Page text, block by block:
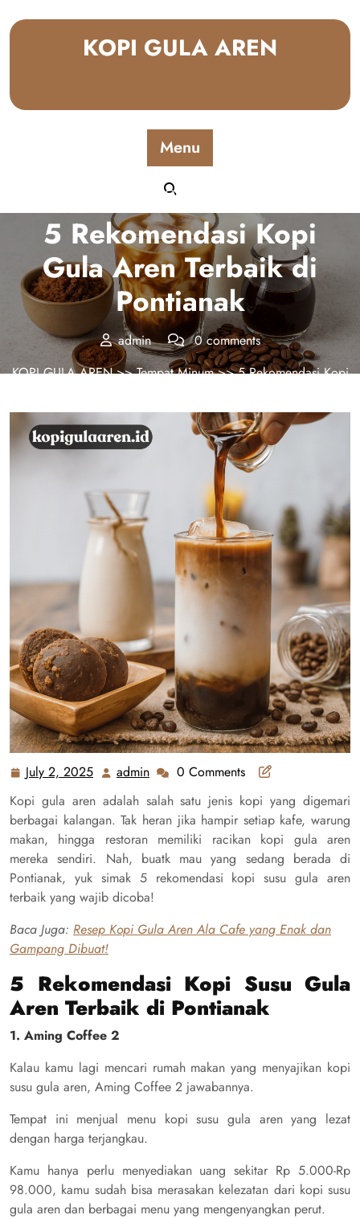
KOPI GULA AREN
Menu
Posted On July 2, 2025
5 Rekomendasi Kopi
Gula Aren Terbaik di
Pontianak
admin
0 comments
KOPI GULA AREN>>Tempat Minum>> 5 Rekomendasi Kopi
July 2, 2025 July
2025
admin admin0 Comments
Kopi gula aren adalah salah satu jenis kopi yang digemari
berbagai kalangan. Tak heran jika hampir setiap kafe, warung
makan, hingga restoran memiliki racikan kopi gula aren
mereka sendiri. Nah, buatk mau yang sedang berada di
Pontianak, yuk simak 5 rekomendasi kopi susu gula aren
terbaik yang wajib dicoba!
Baca Juga: Resep Kopi Gula Aren Ala Cafe yang Enak dan
Gampang Dibuat!
5 Rekomendasi Kopi Susu Gula
Aren Terbaik di Pontianak
1. Aming Coffee 2
Kalau kamu lagi mencari rumah makan yang menyajikan kopi
susu gula aren, Aming Coffee 2 jawabannya.
Tempat ini menjual menu kopi susu gula aren yang lezat
dengan harga terjangkau.
Kamu hanya perlu menyediakan uang sekitar Rp 5.000-Rp
98.000, kamu sudah bisa merasakan kelezatan dari kopi susu
gula aren dan berbagai menu yang mengenyangkan perut.